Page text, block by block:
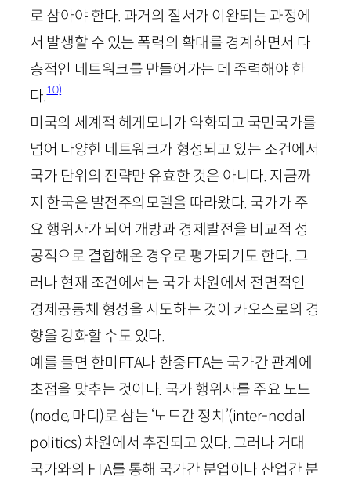
로 삼아야 한다. 과거의 질서가 이완되는 과정에
서 발생할 수 있는 폭력의 확대를 경계하면서 다
층적인 네트워크를 만들어가는 데 주력해야 한
다.10)
미국의 세계적 헤게모니가 약화되고 국민국가를
넘어 다양한 네트워크가 형성되고 있는 조건에서
국가 단위의 전략만 유효한 것은 아니다. 지금까
지 한국은 발전주의모델을 따라왔다. 국가가 주
요 행위자가 되어 개방과 경제발전을 비교적 성
공적으로 결합해온 경우로 평가되기도 한다. 그
러나 현재 조건에서는 국가 차원에서 전면적인
경제공동체 형성을 시도하는 것이 카오스로의 경
향을 강화할 수도 있다.
예를 들면 한미 FTA나 한중FTA는 국가간 관계에
초점을 맞추는 것이다. 국가 행위자를 주요 노드
(node,마디 )로 삼는 ‘노드간 정치’(inter-nodal
politics) 차원에서 추진되고 있다. 그러나 거대
국가와의 FTA를 통해 국가간 분업이나 산업간 분